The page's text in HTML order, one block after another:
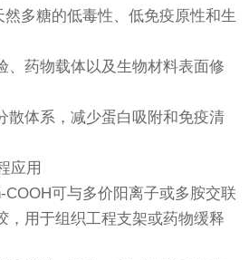
多糖的低毒性、低免疫原性和生
、药物载体以及生物材料表面修
散体系，减少蛋白吸附和免疫清
应用
可与多价阳离子或多胺交联
，用于组织工程支架或药物缓释